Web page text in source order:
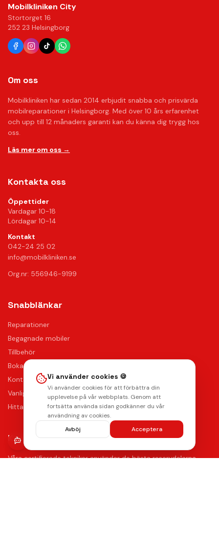
Mobilkliniken City
Stortorget 16
252 23 Helsingborg
Om oss
Mobilkliniken har sedan 2014 erbjudit snabba och prisvärda
mobilreparationer i Helsingborg. Med över 10 års erfarenhet
och upp till 12 månaders garanti kan du känna dig trygg hos
oss.
Läs mer om oss →
Kontakta oss
Öppettider
Vardagar 10-18
Lördagar 10-14
Kontakt
042-24 25 02
info@mobilkliniken.se
Org.nr: 556946-9199
Snabblänkar
Reparationer
Begagnade mobiler
Tillbehör
Boka reparation
Kontakta oss
Vanliga frågor
Hitta oss
Kvalitet & Garanti
Våra certifierade tekniker använder de bästa reservdelarna
Vi använder cookies 🍪
Vi använder cookies för att förbättra din
upplevelse på vår webbplats. Genom att
fortsätta använda sidan godkänner du vår
användning av cookies.
Avböj
Acceptera